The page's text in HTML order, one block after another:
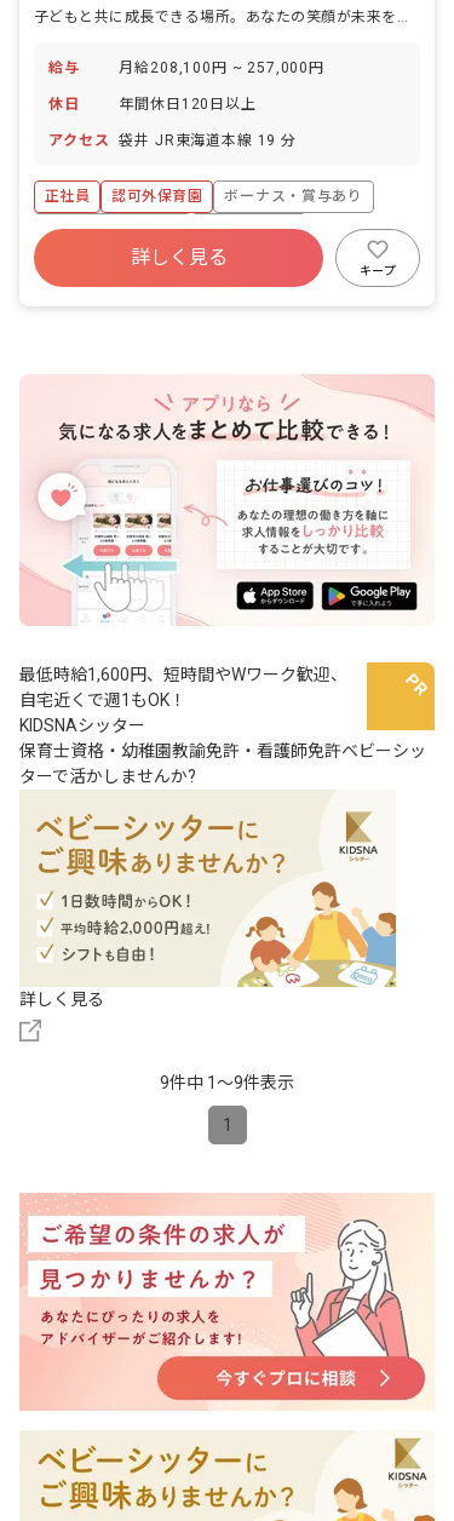
給与 月給208,100円 ~ 257,000円
休日 年間休日120日以上
アクセス 袋井 JR東海道本線 19 分
正社員 認可外保育園
ボーナス・賞与あり
年間休日120日以上
社会保険完備
残業少なめ
詳しく見る
キープ
最低時給1,600円、短時間やWワーク歓迎、
自宅近くで週1もOK！
KIDSNAシッター
保育士資格・幼稚園教諭免許・看護師免許ベビーシッ
ターで活かしませんか?
詳しく見る
9件中 1〜9件表示
1